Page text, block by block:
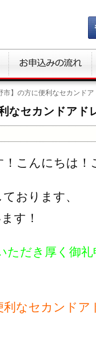
市】の方に便利なセカンド
なセカンドアド
こんにちは！
おります、
す！
だき厚く御礼
利なセカンドア